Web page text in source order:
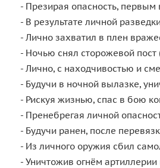
- Презирая опасность,
- В результате личной
- Лично захватил в плен
- Ночью снял сторожевой пост
- Лично, с находчивостью и
- Будучи в ночной вылазке,
- Рискуя жизнью, спас в бою
- Пренебрегая личной
- Будучи ранен, после
- Из личного оружия сбил
- Уничтожив огнём